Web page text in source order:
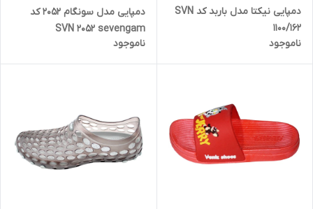
دمپایی نیکتا مدل باربد کد SVN
1100/162
ناموجود
دمپایی مدل سونگام 2052 کد
SVN 2052 sevengam
ناموجود